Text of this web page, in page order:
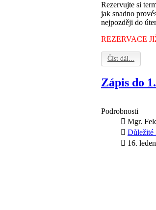
Rezervujte si
jak snadno
nejpozději do
REZERVACE
Číst dál...
Zápis do
Podrobnosti
Mgr.
Důležité
16.